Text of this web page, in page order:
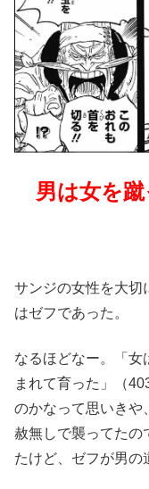
男は女を
サンジの女性を大切
はゼフであった。
なるほどなー。「女
まれて育った」（
のかなって思いきや
赦無しで襲ってたの
たけど、ゼフが男の